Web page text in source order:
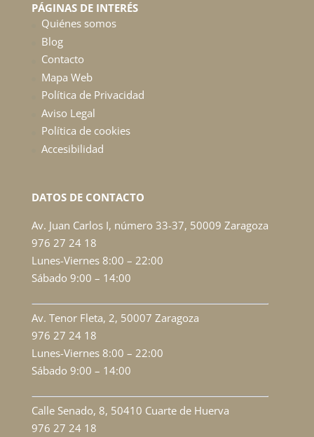
PÁGINAS DE INTERÉS
Quiénes somos
Blog
Contacto
Mapa Web
Política de Privacidad
Aviso Legal
Política de cookies
Accesibilidad
DATOS DE CONTACTO
Av. Juan Carlos I, número 33-37, 50009 Zaragoza
976 27 24 18
Lunes-Viernes 8:00 – 22:00
Sábado 9:00 – 14:00
Av. Tenor Fleta, 2, 50007 Zaragoza
976 27 24 18
Lunes-Viernes 8:00 – 22:00
Sábado 9:00 – 14:00
Calle Senado, 8, 50410 Cuarte de Huerva
976 27 24 18